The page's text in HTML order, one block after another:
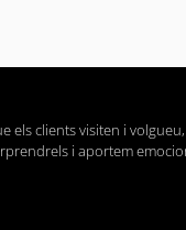
els clients visiten i
i aportem